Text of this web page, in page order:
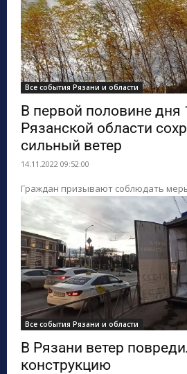
Все события Рязани и области
В первой половине дня
Рязанской области
сильный ветер
14.11.2022 09:52:00
Граждан призывают соблюдать
Все события Рязани и области
В Рязани ветер
конструкцию